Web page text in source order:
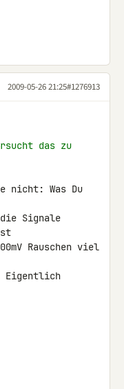
2009-05-26 21:25#1276913
das zu
nicht: Was Du
Signale
Rauschen viel
Eigentlich